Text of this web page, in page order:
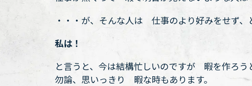
・・・が、そんな人は 仕事のより好みをせず
私は！
と言うと、今は結構忙しいのですが 暇を作ろう
勿論、思いっきり 暇な時もあります。